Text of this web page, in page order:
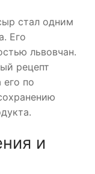
стал одним
Его
львовчан.
рецепт
его по
и